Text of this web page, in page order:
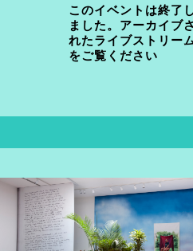
このイベントは終了
ました。アーカイブ
れたライブストリー
をご覧ください